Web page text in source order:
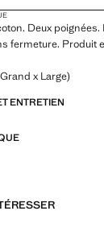
Deux
fermeture. Produit
x Large)
ENTRETIEN